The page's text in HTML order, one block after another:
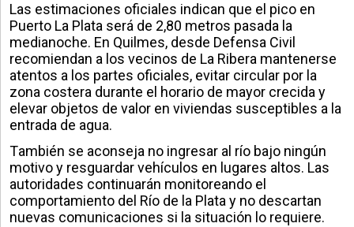
Las estimaciones oficiales indican que el pico en
Puerto La Plata será de 2,80 metros pasada la
medianoche. En Quilmes, desde Defensa Civil
recomiendan a los vecinos de La Ribera mantenerse
atentos a los partes oficiales, evitar circular por la
zona costera durante el horario de mayor crecida y
elevar objetos de valor en viviendas susceptibles a la
entrada de agua.
También se aconseja no ingresar al río bajo ningún
motivo y resguardar vehículos en lugares altos. Las
autoridades continuarán monitoreando el
comportamiento del Río de la Plata y no descartan
nuevas comunicaciones si la situación lo requiere.